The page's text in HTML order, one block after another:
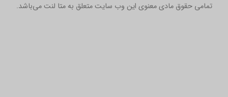
تمامی حقوق مادی معنوی این وب سایت متعلق به متا لنت می‌باشد.